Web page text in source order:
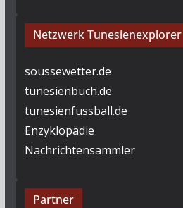
Netzwerk Tunesienexplorer
soussewetter.de
tunesienbuch.de
tunesienfussball.de
Enzyklopädie
Nachrichtensammler
Partner